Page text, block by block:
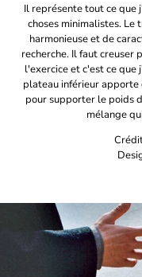
Il représente tout ce que
choses minimalistes. Le
harmonieuse et de
recherche. Il faut creuser
l'exercice et c'est ce que
plateau inférieur apporte
pour supporter le poids
mélange